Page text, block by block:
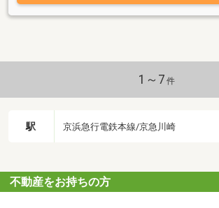
1～7 件
駅 京浜急行電鉄本線/京急川崎
不動産をお持ちの方